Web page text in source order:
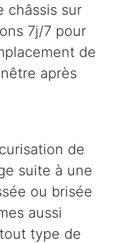
châssis sur
7j/7 pour
de
après
de
suite à une
ou brisée
aussi
type de